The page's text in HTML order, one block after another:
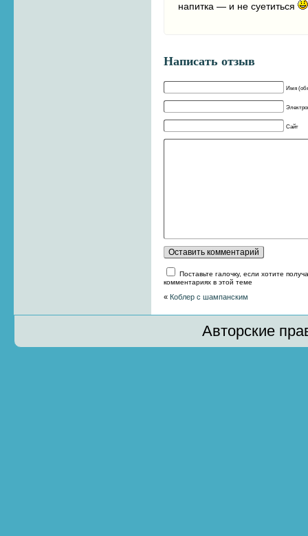
напитка — и не суетиться
Написать отзыв
Имя
Сайт
Поставьте галочку, если хотите
комментариях в этой теме
« Коблер с шампанским
Авторские